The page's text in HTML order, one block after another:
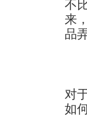
不
来
品
李
罗
对
如